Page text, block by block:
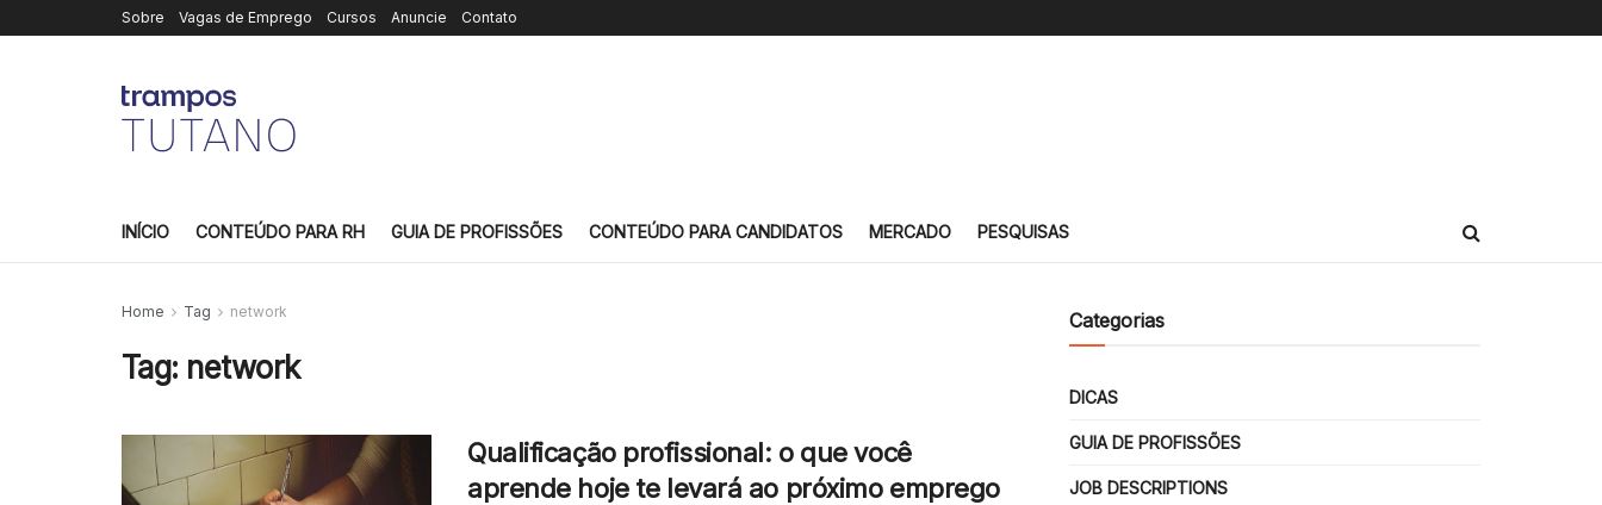
Sobre Vagas de Emprego Cursos Anuncie Contato
INÍCIO CONTEÚDO PARA RH GUIA DE PROFISSÕES CONTEÚDO PARA CANDIDATOS MERCADO PESQUISAS
Home Tag network
Tag: network
Qualificação profissional: o que você
aprende hoje te levará ao próximo emprego
Categorias
DICAS
GUIA DE PROFISSÕES
JOB DESCRIPTIONS